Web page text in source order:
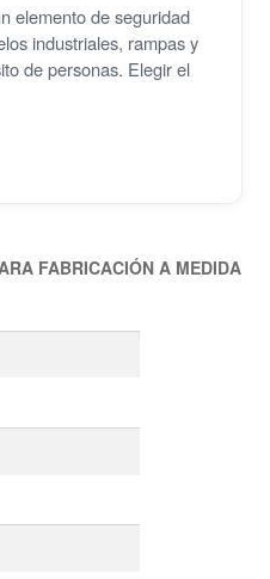
elemento de seguridad
industriales, rampas y
de personas. Elegir el
FABRICACIÓN A MEDIDA